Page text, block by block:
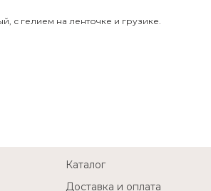
с гелием на ленточке и грузике.
Каталог
Доставка и оплата